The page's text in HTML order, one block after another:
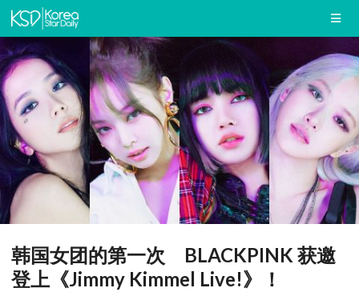
韩国女团的第一次 BLACKPINK 获邀
登上《Jimmy Kimmel Live!》！